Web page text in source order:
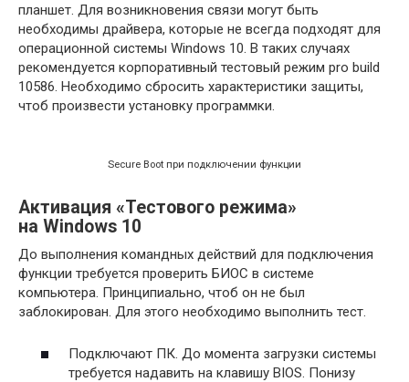
планшет. Для возникновения связи могут быть
необходимы драйвера, которые не всегда подходят для
операционной системы Windows 10. В таких случаях
рекомендуется корпоративный тестовый режим pro build
10586. Необходимо сбросить характеристики защиты,
чтоб произвести установку программки.
Secure Boot при подключении функции
Активация «Тестового режима»
на Windows 10
До выполнения командных действий для подключения
функции требуется проверить БИОС в системе
компьютера. Принципиально, чтоб он не был
заблокирован. Для этого необходимо выполнить тест.
Подключают ПК. До момента загрузки системы
требуется надавить на клавишу BIOS. Понизу